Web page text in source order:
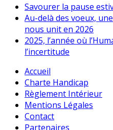
Savourer la pause
Au-delà des voeux,
nous unit en 2026
2025, l’année où
l’incertitude
Accueil
Charte Handicap
Règlement Intérieur
Mentions Légales
Contact
Partenaires